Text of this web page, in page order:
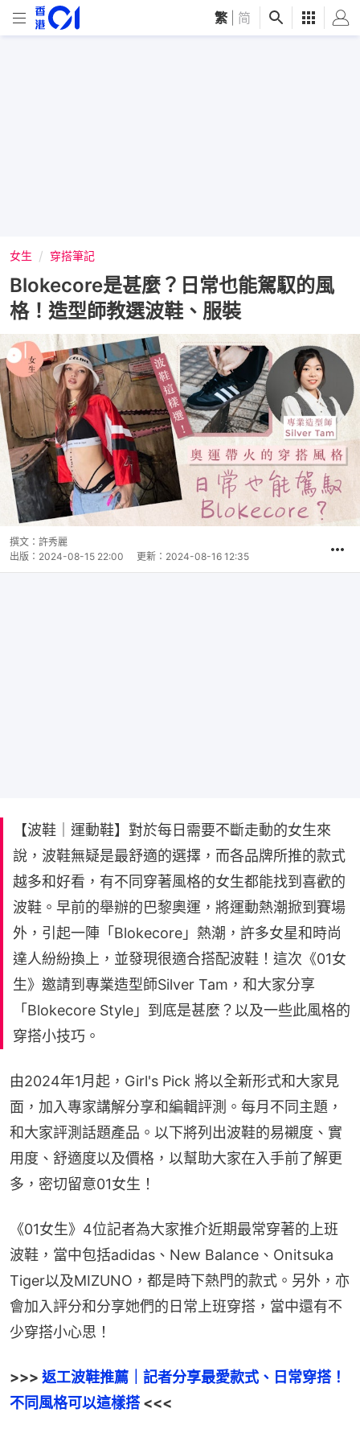
繁 简
女生 穿搭筆記
Blokecore是甚麼？日常也能駕馭的風
格！造型師教選波鞋、服裝
撰文： 許秀麗
出版： 2024-08-15 22:00 更新： 2024-08-16 12:35
【波鞋｜運動鞋】對於每日需要不斷走動的女生來
說，波鞋無疑是最舒適的選擇，而各品牌所推的款式
越多和好看，有不同穿著風格的女生都能找到喜歡的
波鞋。早前的舉辦的巴黎奧運，將運動熱潮掀到賽場
外，引起一陣「Blokecore」熱潮，許多女星和時尚
達人紛紛換上，並發現很適合搭配波鞋！這次《01女
生》邀請到專業造型師Silver Tam，和大家分享
「Blokecore Style」到底是甚麼？以及一些此風格的
穿搭小技巧。
由2024年1月起，Girl's Pick 將以全新形式和大家見
面，加入專家講解分享和編輯評測。每月不同主題，
和大家評測話題產品。以下將列出波鞋的易襯度、實
用度、舒適度以及價格，以幫助大家在入手前了解更
多，密切留意01女生！
《01女生》4位記者為大家推介近期最常穿著的上班
波鞋，當中包括adidas、New Balance、Onitsuka
Tiger以及MIZUNO，都是時下熱門的款式。另外，亦
會加入評分和分享她們的日常上班穿搭，當中還有不
少穿搭小心思！
>>> 返工波鞋推薦｜記者分享最愛款式、日常穿搭！
不同風格可以這樣搭 <<<